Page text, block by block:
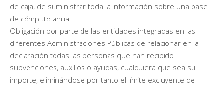
de caja, de suministrar toda la información sobre una base
de cómputo anual.
Obligación por parte de las entidades integradas en las
diferentes Administraciones Públicas de relacionar en la
declaración todas las personas que han recibido
subvenciones, auxilios o ayudas, cualquiera que sea su
importe, eliminándose por tanto el límite excluyente de